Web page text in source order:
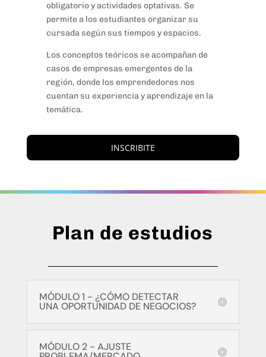
obligatorio y actividades optativas. Se
permite a los estudiantes organizar su
cursada según sus tiempos y espacios.
Los conceptos teóricos se acompañan de
casos de empresas emergentes de la
región, donde los emprendedores nos
cuentan su experiencia y aprendizaje en la
temática.
INSCRIBITE
Plan de estudios
MÓDULO 1 - ¿CÓMO DETECTAR
UNA OPORTUNIDAD DE NEGOCIOS?
MÓDULO 2 - AJUSTE